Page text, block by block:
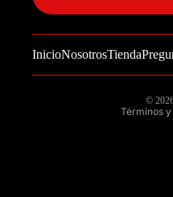
InicioNosotrosTienda
©
Términos
Política de reembolso
Términos del servicio
Política de envío